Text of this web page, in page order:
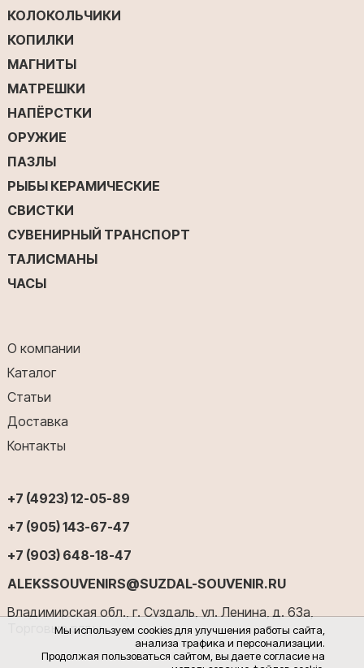
Мы используем cookies для улучшения работы сайта,
анализа трафика и персонализации.
Продолжая пользоваться сайтом, вы даете согласие на
КОЛОКОЛЬЧИКИ
КОПИЛКИ
МАГНИТЫ
МАТРЕШКИ
НАПЁРСТКИ
ОРУЖИЕ
ПАЗЛЫ
РЫБЫ КЕРАМИЧЕСКИЕ
СВИСТКИ
СУВЕНИРНЫЙ ТРАНСПОРТ
ТАЛИСМАНЫ
ЧАСЫ
О компании
Каталог
Статьи
Доставка
Контакты
+7 (4923) 12-05-89
+7 (905) 143-67-47
+7 (903) 648-18-47
ALEKSSOUVENIRS@SUZDAL-SOUVENIR.RU
Владимирская обл., г. Суздаль, ул. Ленина, д. 63а,
Торговые ряды